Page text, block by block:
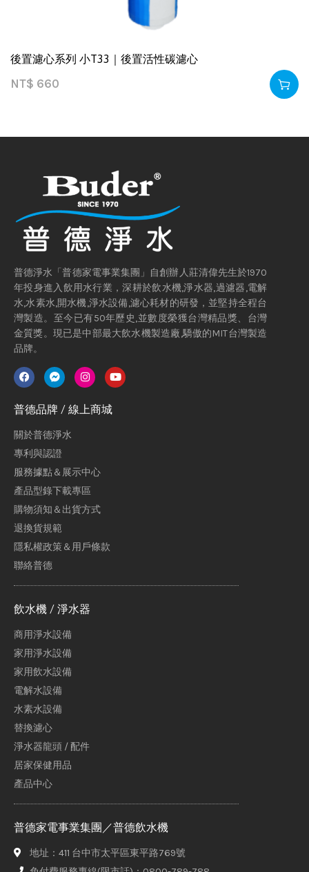
後置濾心系列 小T33｜後置活性碳濾心
NT$ 660
普德淨水「普德家電事業集團」自創辦人莊清偉先生於1970
年投身進入飲用水行業，深耕於飲水機,淨水器,過濾器,電解
水,水素水,開水機,淨水設備,濾心耗材的研發，並堅持全程台
灣製造。至今已有50年歷史,並數度榮獲台灣精品獎、台灣
金質獎。現已是中部最大飲水機製造廠,驕傲的MIT台灣製造
品牌。
普德品牌 / 線上商城
關於普德淨水
專利與認證
服務據點＆展示中心
產品型錄下載專區
購物須知＆出貨方式
退換貨規範
隱私權政策＆用戶條款
聯絡普德
飲水機 / 淨水器
商用淨水設備
家用淨水設備
家用飲水設備
電解水設備
水素水設備
替換濾心
淨水器龍頭 / 配件
居家保健用品
產品中心
普德家電事業集團／普德飲水機
地址：411 台中市太平區東平路769號